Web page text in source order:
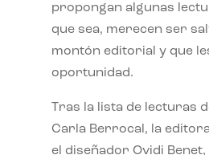
propongan algunas
que sea, merecen ser
montón editorial y que
oportunidad.
Tras la lista de lecturas
Carla Berrocal, la
el diseñador Ovidi